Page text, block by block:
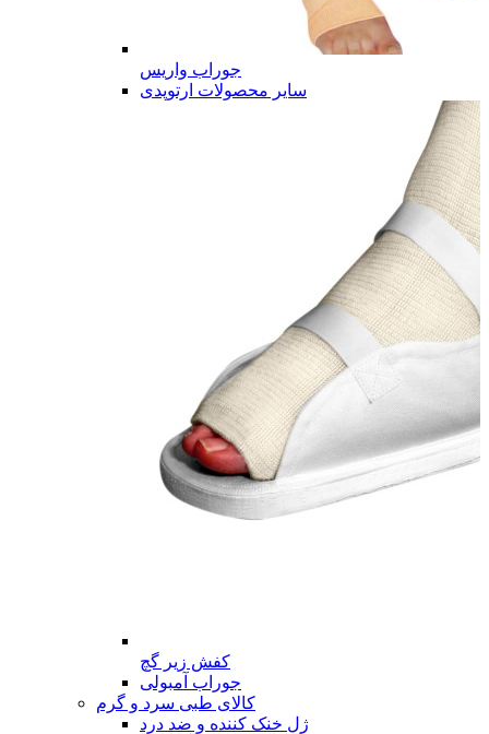
جوراب واریس
سایر محصولات ارتوپدی
کفش زیر گچ
جوراب آمبولی
کالای طبی سرد و گرم
ژل خنک کننده و ضد درد